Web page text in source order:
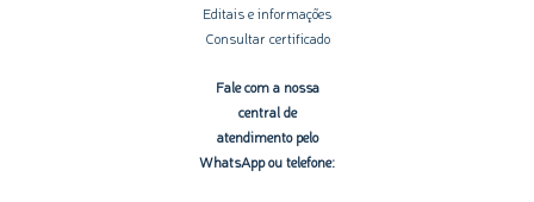
Editais e informações
Consultar certificado
Fale com a nossa
central de
atendimento pelo
WhatsApp ou telefone: